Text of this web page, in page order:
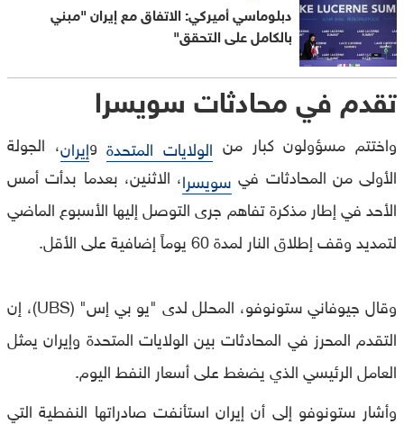
دبلوماسي أميركي: الاتفاق مع إيران "مبني
بالكامل على التحقق"
تقدم في محادثات سويسرا
واختتم مسؤولون كبار من الولايات المتحدة وإيران، الجولة
الأولى من المحادثات في سويسرا، الاثنين، بعدما بدأت أمس
الأحد في إطار مذكرة تفاهم جرى التوصل إليها الأسبوع الماضي
لتمديد وقف إطلاق النار لمدة 60 يوماً إضافية على الأقل.
وقال جيوفاني ستونوفو، المحلل لدى "يو بي إس" (UBS)، إن
التقدم المحرز في المحادثات بين الولايات المتحدة وإيران يمثل
العامل الرئيسي الذي يضغط على أسعار النفط اليوم.
وأشار ستونوفو إلى أن إيران استأنفت صادراتها النفطية التي